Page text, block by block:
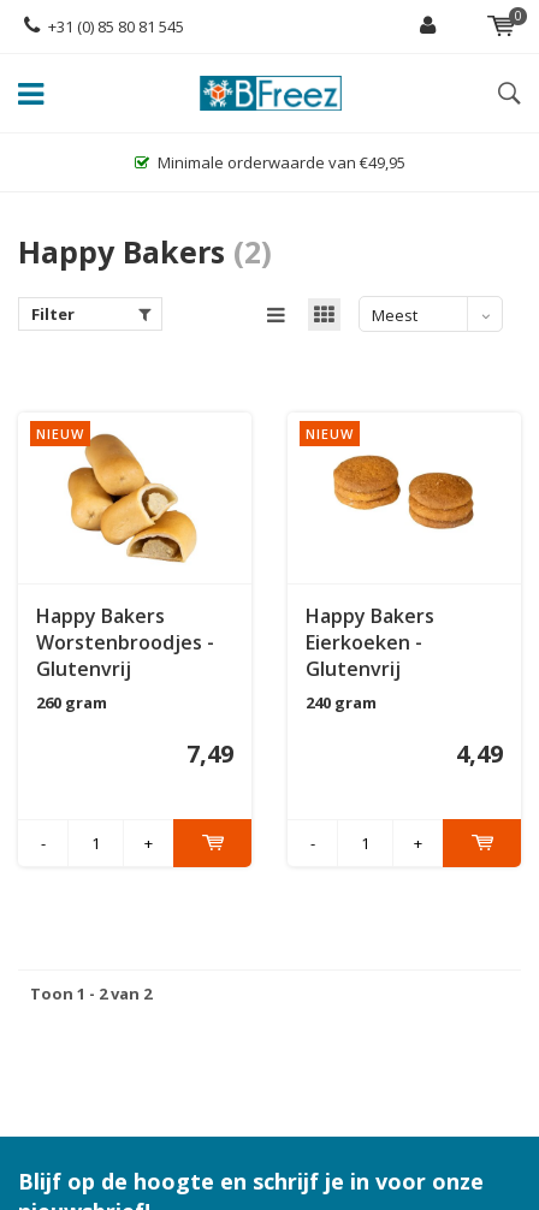
+31 (0) 85 80 81 545 0
Grootste assortiment
Happy Bakers (2)
Filter
Meest
NIEUW
Happy Bakers
Worstenbroodjes -
Glutenvrij
260 gram
7,49
- +
NIEUW
Happy Bakers
Eierkoeken -
Glutenvrij
240 gram
4,49
- +
Toon 1 - 2 van 2
Blijf op de hoogte en schrijf je in voor onze